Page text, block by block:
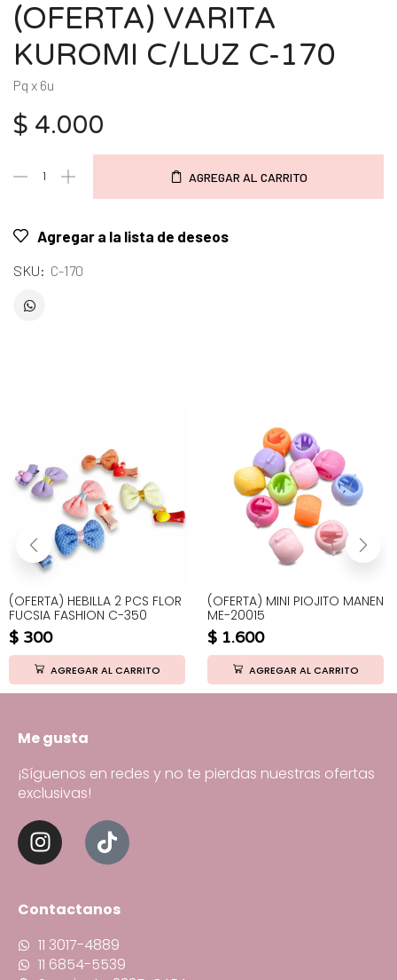
(OFERTA) VARITA
KUROMI C/LUZ C-170
Pq x 6u
$ 4.000
AGREGAR AL CARRITO
Agregar a la lista de deseos
SKU: C-170
(OFERTA) HEBILLA 2 PCS FLOR
FUCSIA FASHION C-350
$ 300
AGREGAR AL CARRITO
(OFERTA) MINI PIOJITO MANEN
ME-20015
$ 1.600
AGREGAR AL CARRITO
Me gusta
¡Síguenos en redes y no te pierdas nuestras ofertas
exclusivas!
Contactanos
11 3017-4889
11 6854-5539